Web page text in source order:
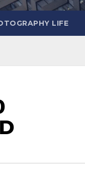
LIFE